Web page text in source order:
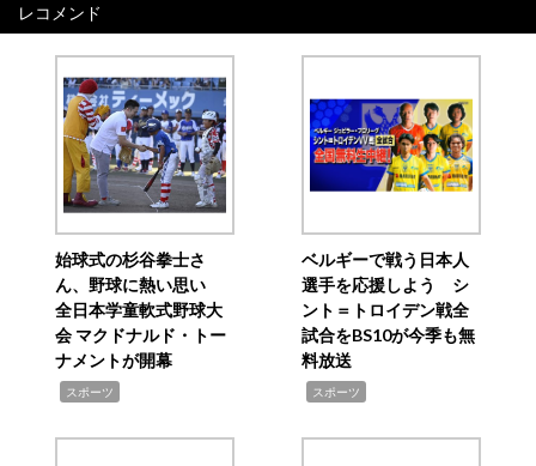
レコメンド
始球式の杉谷拳士さ
ん、野球に熱い思い
全日本学童軟式野球大
会 マクドナルド・トー
ナメントが開幕
スポーツ
ベルギーで戦う日本人
選手を応援しよう シ
ント＝トロイデン戦全
試合をBS10が今季も無
料放送
スポーツ